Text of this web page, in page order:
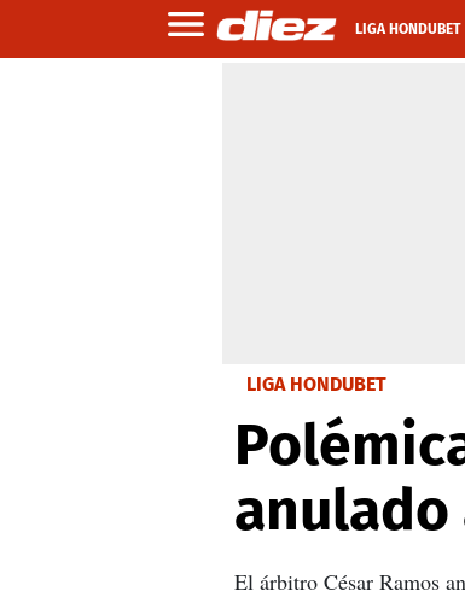
LIGA HONDUBET
LIGA HONDUBET
anulado
El árbitro César Ramos